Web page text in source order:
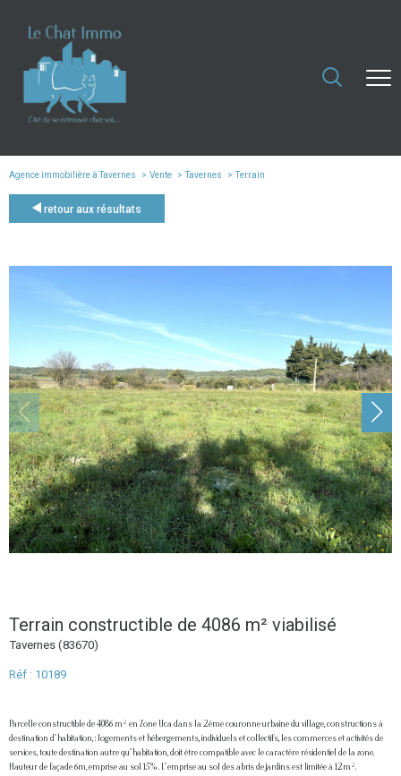
Agence immobilière à Tavernes Vente Tavernes Terrain
retour aux résultats
Terrain constructible de 4086 m² viabilisé
Tavernes (83670)
Réf : 10189
Parcelle constructible de 4086 m² en Zone Uca dans la 2ème couronne urbaine du village, constructions à
destination d’habitation, : logements et hébergements, individuels et collectifs, les commerces et activités de
services, toute destination autre qu’habitation, doit être compatible avec le caractère résidentiel de la zone.
Hauteur de façade 6m, emprise au sol 15% . L’emprise au sol des abris de jardins est limitée à 12m².